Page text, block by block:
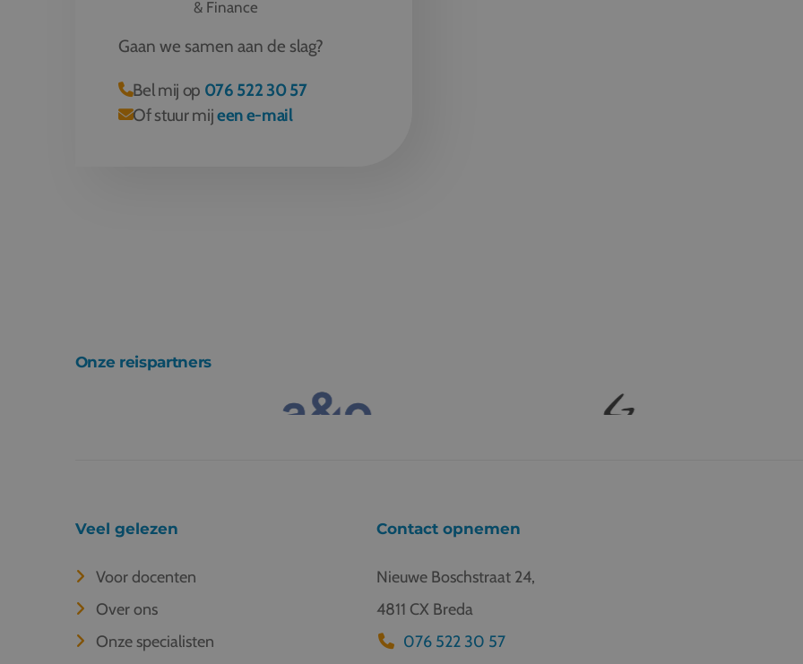
& Finance
Gaan we samen aan de slag?
Bel mij op 076 522 30 57
Of stuur mijeen e-mail
Onze reispartners
Veel gelezen
Voor docenten
Over ons
Onze specialisten
Contact opnemen
Nieuwe Boschstraat 24,
4811 CX Breda
076 522 30 57